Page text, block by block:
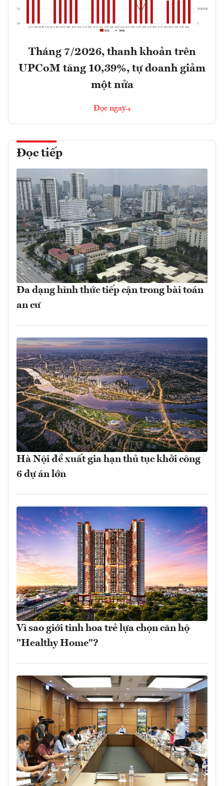
Tháng 7/2026, thanh khoản trên
UPCoM tăng 10,39%, tự doanh giảm
một nửa
Đọc ngay
Đọc tiếp
Đa dạng hình thức tiếp cận trong bài toán
an cư
Hà Nội đề xuất gia hạn thủ tục khởi công
6 dự án lớn
Vì sao giới tinh hoa trẻ lựa chọn căn hộ
"Healthy Home"?